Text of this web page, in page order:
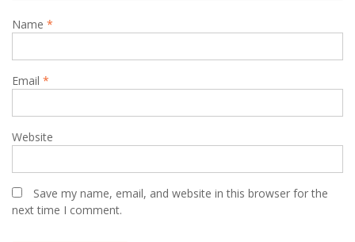
Name *
Email *
Website
Save my name, email, and website in this browser for the
next time I comment.